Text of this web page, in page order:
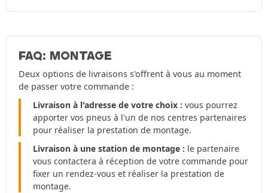
FAQ: MONTAGE
Deux options de livraisons s'offrent à vous au moment
de passer votre commande :
Livraison à l'adresse de votre choix : vous pourrez
apporter vos pneus à l'un de nos centres partenaires
pour réaliser la prestation de montage.
Livraison à une station de montage : le partenaire
vous contactera à réception de votre commande pour
fixer un rendez-vous et réaliser la prestation de
montage.